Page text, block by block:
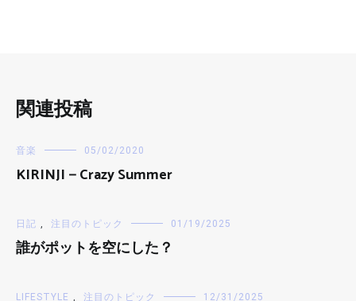
関連投稿
音楽 05/02/2020
KIRINJI－Crazy Summer
日記 , 注目のトピック 01/19/2025
誰がポットを空にした？
LIFESTYLE , 注目のトピック 12/31/2025